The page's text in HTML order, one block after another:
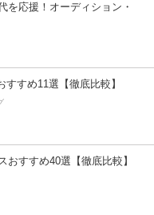
を応援！オーディション・
すめ11選【徹底比較】
おすすめ40選【徹底比較】